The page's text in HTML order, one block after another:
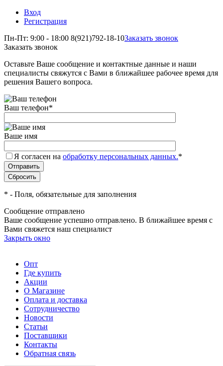
Вход
Регистрация
Пн-Пт: 9:00 - 18:00 8(921)792-18-10Заказать звонок
Заказать звонок
Оставьте Ваше сообщение и контактные данные и наши
специалисты свяжутся с Вами в ближайшее рабочее время для
решения Вашего вопроса.
Ваш телефон*
Ваше имя
Я согласен на обработку персональных данных.*
* - Поля, обязательные для заполнения
Сообщение отправлено
Ваше сообщение успешно отправлено. В ближайшее время с
Вами свяжется наш специалист
Закрыть окно
Опт
Где купить
Акции
О Магазине
Оплата и доставка
Сотрудничество
Новости
Статьи
Поставщики
Контакты
Обратная связь